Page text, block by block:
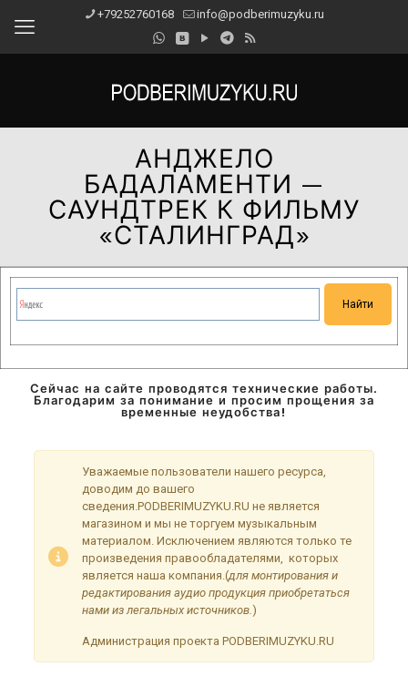
+79252760168 info@podberimuzyku.ru
АНДЖЕЛО
БАДАЛАМЕНТИ —
САУНДТРЕК К ФИЛЬМУ
«СТАЛИНГРАД»
Сейчас на сайте проводятся технические работы.
Благодарим за понимание и просим прощения за
временные неудобства!
Уважаемые пользователи нашего ресурса,
доводим до вашего
сведения.PODBERIMUZYKU.RU не является
магазином и мы не торгуем музыкальным
материалом. Исключением являются только те
произведения правообладателями, которых
является наша компания.(для монтирования и
редактирования аудио продукция приобретаться
нами из легальных источников.)
Администрация проекта PODBERIMUZYKU.RU